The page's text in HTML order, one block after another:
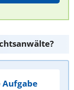
Aufgabe